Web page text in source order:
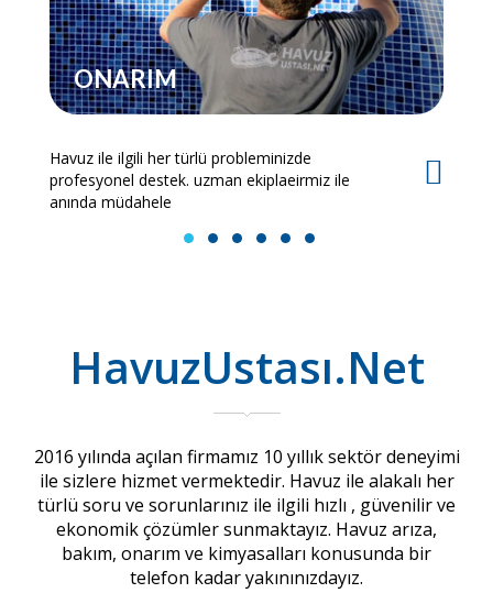
ONARIM
Havuz ile ilgili her türlü probleminizde
profesyonel destek. uzman ekiplaeirmiz ile
anında müdahele
1 2 3 4 5 6
HavuzUstası.Net
2016 yılında açılan firmamız 10 yıllık sektör deneyimi
ile sizlere hizmet vermektedir. Havuz ile alakalı her
türlü soru ve sorunlarınız ile ilgili hızlı , güvenilir ve
ekonomik çözümler sunmaktayız. Havuz arıza,
bakım, onarım ve kimyasalları konusunda bir
telefon kadar yakınınızdayız.